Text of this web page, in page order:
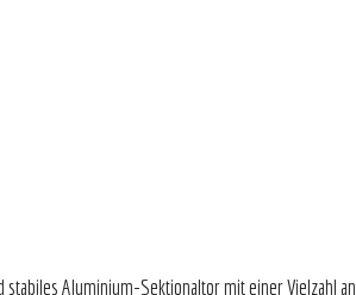
Aluminium-Sektionaltor mit einer Vielzahl an